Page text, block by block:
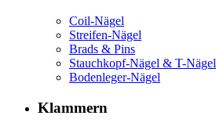
Coil-Nägel
Streifen-Nägel
Brads & Pins
Stauchkopf-Nägel & T-Nägel
Bodenleger-Nägel
Klammern